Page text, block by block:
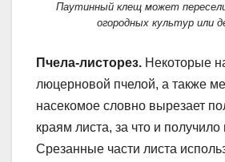
Паутинный клещ может
огородных культур или
Пчела-листорез. Некоторые
люцерновой пчелой, а также
насекомое словно вырезает
краям листа, за что и получило
Срезанные части листа